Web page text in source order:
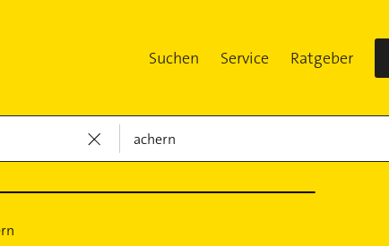
Suchen Service Ratgeber